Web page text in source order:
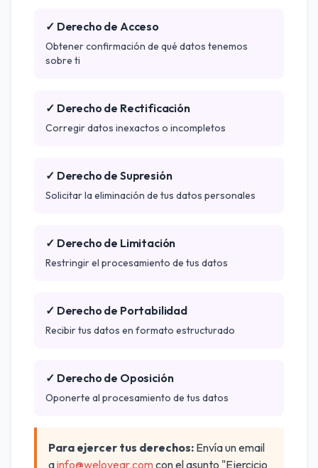
✓ Derecho de Acceso
Obtener confirmación de qué datos tenemos
sobre ti
✓ Derecho de Rectificación
Corregir datos inexactos o incompletos
✓ Derecho de Supresión
Solicitar la eliminación de tus datos personales
✓ Derecho de Limitación
Restringir el procesamiento de tus datos
✓ Derecho de Portabilidad
Recibir tus datos en formato estructurado
✓ Derecho de Oposición
Oponerte al procesamiento de tus datos
Para ejercer tus derechos: Envía un email
ainfo@weloveqr.comcon el asunto "Ejercicio